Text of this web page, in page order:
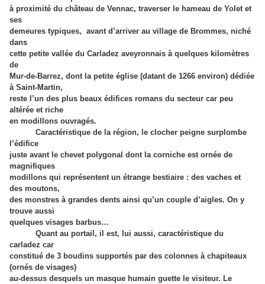
à proximité du château de Vennac, traverser le hameau de Yolet et
ses
demeures typiques, avant d’arriver au village de Brommes, niché
dans
cette petite vallée du Carladez aveyronnais à quelques kilomètres
de
Mur-de-Barrez, dont la petite église (datant de 1266 environ) dédiée
à Saint-Martin,
reste l’un des plus beaux édifices romans du secteur car peu
altérée et riche
en modillons ouvragés.
Caractéristique de la région, le clocher peigne surplombe
l’édifice
juste avant le chevet polygonal dont la corniche est ornée de
magnifiques
modillons qui représentent un étrange bestiaire : des vaches et
des moutons,
des monstres à grandes dents ainsi qu’un couple d’aigles. On y
trouve aussi
quelques visages barbus…
Quant au portail, il est, lui aussi, caractéristique du
carladez car
constitué de 3 boudins supportés par des colonnes à chapiteaux
(ornés de visages)
au-dessus desquels un masque humain guette le visiteur. Le